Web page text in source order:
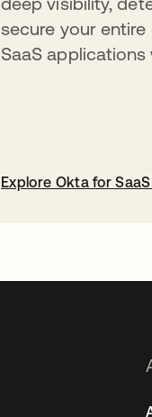
secure your
SaaS applications
Explore Okta for